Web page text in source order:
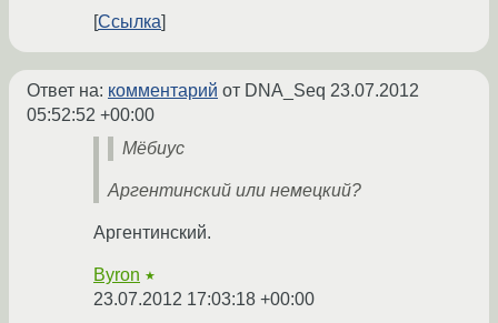
Ссылка
Ответ на: комментарий от DNA_Seq 23.07.2012
05:52:52 +00:00
Мёбиус
Аргентинский или немецкий?
Аргентинский.
Byron ★
23.07.2012 17:03:18 +00:00